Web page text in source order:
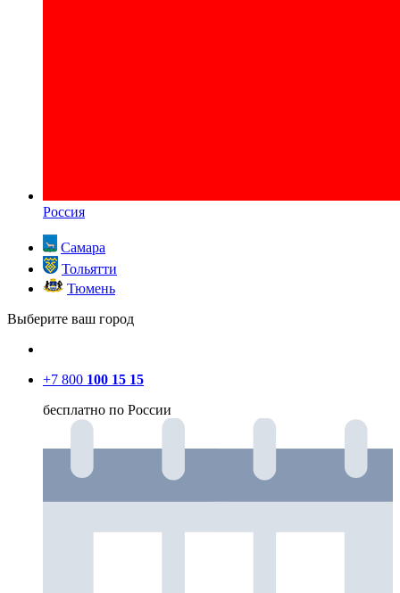
Россия
Самара
Тольятти
Тюмень
Выберите ваш город
+7 800 100 15 15
бесплатно по России